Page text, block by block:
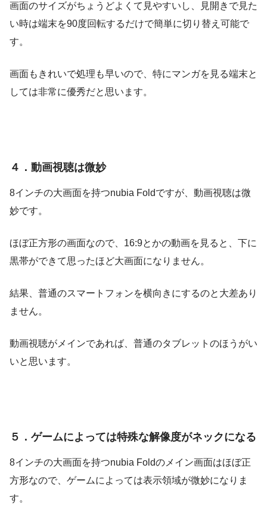
画面のサイズがちょうどよくて見やすいし、見開きで見た
い時は端末を90度回転するだけで簡単に切り替え可能で
す。
画面もきれいで処理も早いので、特にマンガを見る端末と
しては非常に優秀だと思います。
４．動画視聴は微妙
8インチの大画面を持つnubia Foldですが、動画視聴は微
妙です。
ほぼ正方形の画面なので、16:9とかの動画を見ると、下に
黒帯ができて思ったほど大画面になりません。
結果、普通のスマートフォンを横向きにするのと大差あり
ません。
動画視聴がメインであれば、普通のタブレットのほうがい
いと思います。
５．ゲームによっては特殊な解像度がネックになる
8インチの大画面を持つnubia Foldのメイン画面はほぼ正
方形なので、ゲームによっては表示領域が微妙になりま
す。